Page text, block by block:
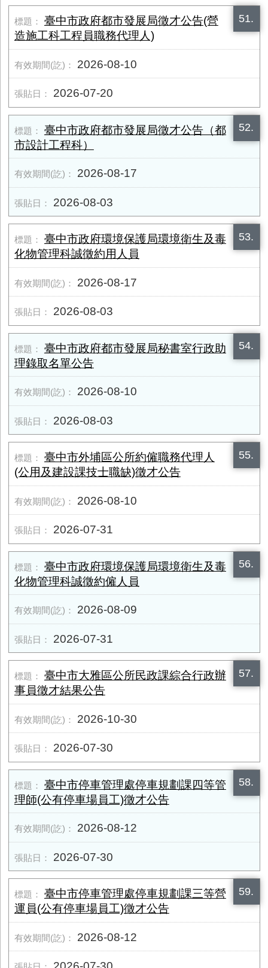
51.
臺中市政府都市發展局徵才公告(營
造施工科工程員職務代理人)
2026-08-10
2026-07-20
52.
臺中市政府都市發展局徵才公告（都
市設計工程科）
2026-08-17
2026-08-03
53.
臺中市政府環境保護局環境衛生及毒
化物管理科誠徵約用人員
2026-08-17
2026-08-03
54.
臺中市政府都市發展局秘書室行政助
理錄取名單公告
2026-08-10
2026-08-03
55.
臺中市外埔區公所約僱職務代理人
(公用及建設課技士職缺)徵才公告
2026-08-10
2026-07-31
56.
臺中市政府環境保護局環境衛生及毒
化物管理科誠徵約僱人員
2026-08-09
2026-07-31
57.
臺中市大雅區公所民政課綜合行政辦
事員徵才結果公告
2026-10-30
2026-07-30
58.
臺中市停車管理處停車規劃課四等管
理師(公有停車場員工)徵才公告
2026-08-12
2026-07-30
59.
臺中市停車管理處停車規劃課三等營
運員(公有停車場員工)徵才公告
2026-08-12